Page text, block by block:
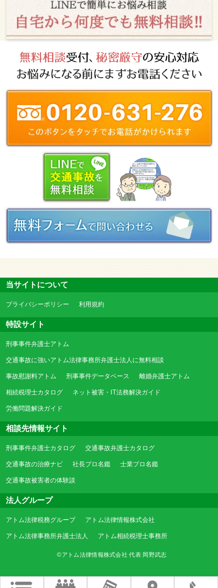
当サイトについて
プライバシーポリシー 利用規約
特設サイト
刑事事件弁護士アトム
交通事故に強いアトム法律事務所弁護士法人に無料相談
事故慰謝料アトム 刑事事件データベース 離婚弁護士アトム
相続税理士カタログ ネット被害・IT法務解決ガイド
労働問題解決ガイド
相談先情報サイト
刑事事件弁護士カタログ 交通事故弁護士カタログ
交通事故の治療ナビ 社長プロ名鑑 士業プロ名鑑
交通事故被害者の体験談
法人グループ
アトム法律税務グループ アトム法律情報株式会社
アトム法律事務所弁護士法人 アトム相続税理士事務所
©アトム法律情報株式会社 代表 岡野武志